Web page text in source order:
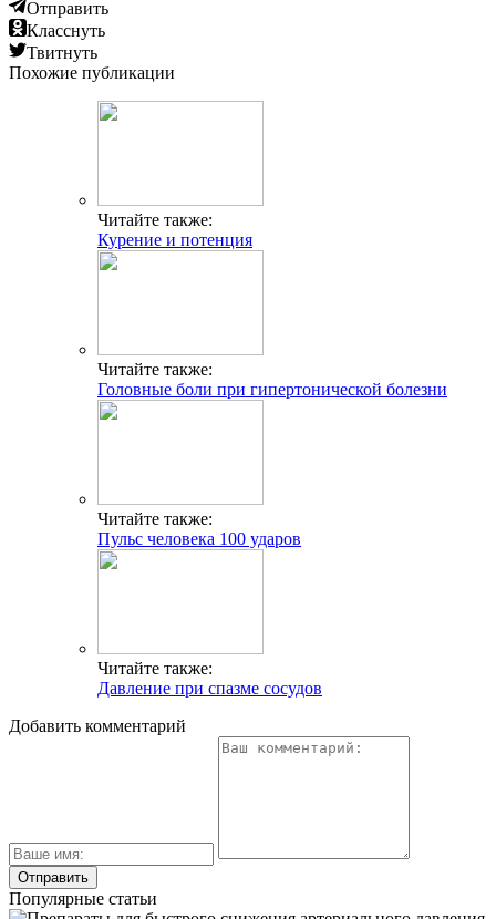
Отправить
Класснуть
Твитнуть
Похожие публикации
Читайте также:
Курение и потенция
Читайте также:
Головные боли при гипертонической болезни
Читайте также:
Пульс человека 100 ударов
Читайте также:
Давление при спазме сосудов
Добавить комментарий
Популярные статьи